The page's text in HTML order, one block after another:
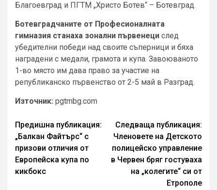
Благоевград и ПГТМ „Христо Ботев“ – Ботевград.
Ботевградчаните от Професионалната
гимназия станаха зонални първенеци след
убедителни победи над своите съперници и бяха
наградени с медали, грамота и купа. Завоюваното
1-во място им дава право за участие на
републиканско първенство от 2-5 май в Разград.
Източник: pgtmbg.com
Continue
Reading
Предишна публикация:
„Балкан Файтърс“ с
призови отличия от
Европейска купа по
кикбокс
Следваща публикация:
Членовете на Детското
полицейско управление
в Червен бряг гостуваха
на „колегите“ си от
Етрополе